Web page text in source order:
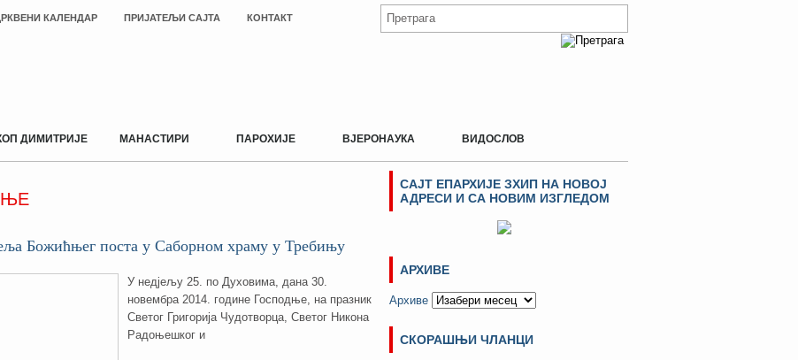
КАЛЕНДАР ПРИЈАТЕЉИ САЈТА КОНТАКТ
ДИМИТРИЈЕ МАНАСТИРИ ПАРОХИЈЕ ВЈЕРОНАУКА ВИДОСЛОВ
Божићњег поста у Саборном храму у Требињу
У недjељу 25. по Духовима, дана 30.
новембра 2014. године Господње, на празник
Светог Григорија Чудотворца, Светог Никона
Радоњешког и
САЈТ ЕПАРХИЈЕ ЗХИП НА НОВОЈ
АДРЕСИ И СА НОВИМ ИЗГЛЕДОМ
АРХИВЕ
Архиве
СКОРАШЊИ ЧЛАНЦИ